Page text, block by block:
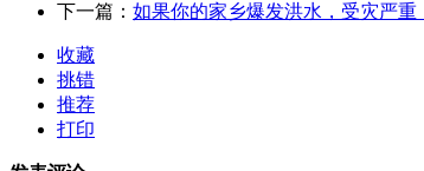
下一篇： 如果你的家乡爆发洪水，受灾严
收藏
挑错
推荐
打印